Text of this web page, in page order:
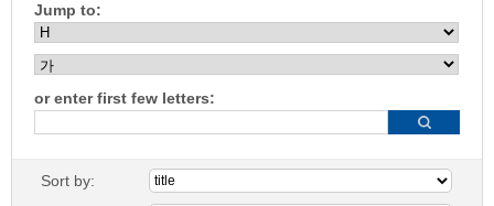
Jump to:
or enter first few letters:
Sort by: